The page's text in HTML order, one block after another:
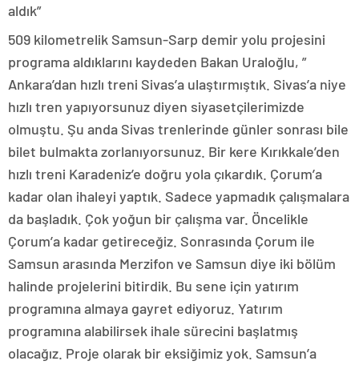
aldık”
509 kilometrelik Samsun-Sarp demir yolu projesini
programa aldıklarını kaydeden Bakan Uraloğlu, ”
Ankara’dan hızlı treni Sivas’a ulaştırmıştık. Sivas’a niye
hızlı tren yapıyorsunuz diyen siyasetçilerimizde
olmuştu. Şu anda Sivas trenlerinde günler sonrası bile
bilet bulmakta zorlanıyorsunuz. Bir kere Kırıkkale’den
hızlı treni Karadeniz’e doğru yola çıkardık. Çorum’a
kadar olan ihaleyi yaptık. Sadece yapmadık çalışmalara
da başladık. Çok yoğun bir çalışma var. Öncelikle
Çorum’a kadar getireceğiz. Sonrasında Çorum ile
Samsun arasında Merzifon ve Samsun diye iki bölüm
halinde projelerini bitirdik. Bu sene için yatırım
programına almaya gayret ediyoruz. Yatırım
programına alabilirsek ihale sürecini başlatmış
olacağız. Proje olarak bir eksiğimiz yok. Samsun’a